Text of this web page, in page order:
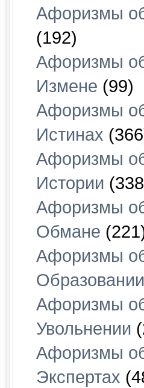
Афоризмы
(192)
Афоризмы
Измене (99)
Афоризмы
Истинах
Афоризмы
Истории
Афоризмы
Обмане
Афоризмы
Образовании
Афоризмы
Увольнении
Афоризмы
Экспертах